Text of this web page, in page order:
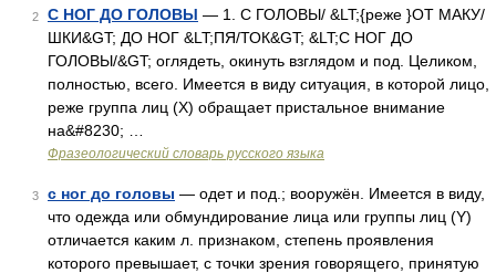
2 С НОГ ДО ГОЛОВЫ — 1. С ГОЛОВЫ/ &LT;{реже }ОТ МАКУ/
ШКИ&GT; ДО НОГ &LT;ПЯ/ТОК&GT; &LT;С НОГ ДО
ГОЛОВЫ/&GT; оглядеть, окинуть взглядом и под. Целиком,
полностью, всего. Имеется в виду ситуация, в которой лицо,
реже группа лиц (X) обращает пристальное внимание
на&#8230; …
Фразеологический словарь русского языка
3 с ног до головы — одет и под.; вооружён. Имеется в виду,
что одежда или обмундирование лица или группы лиц (Y)
отличается каким л. признаком, степень проявления
которого превышает, с точки зрения говорящего, принятую